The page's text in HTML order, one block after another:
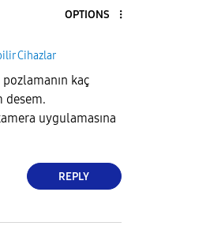
OPTIONS
Cihazlar
pozlamanın kaç
desem.
uygulamasına
REPLY